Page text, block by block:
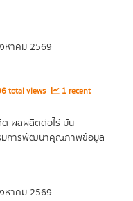
หาคม 2569
total views
1 recent
ต ผลผลิตต่อไร่ มัน
รมการพัฒนาคุณภาพข้อมูล
หาคม 2569